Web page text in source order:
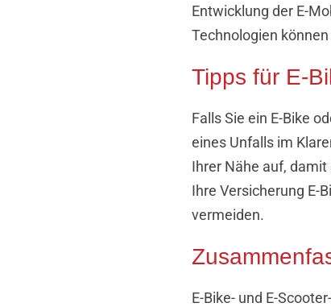
Entwicklung der E-
Technologien
Tipps für E-
Falls Sie ein E-Bike
eines Unfalls im
Ihrer Nähe auf,
Ihre Versicherung E-
vermeiden.
E-Bike- und E-